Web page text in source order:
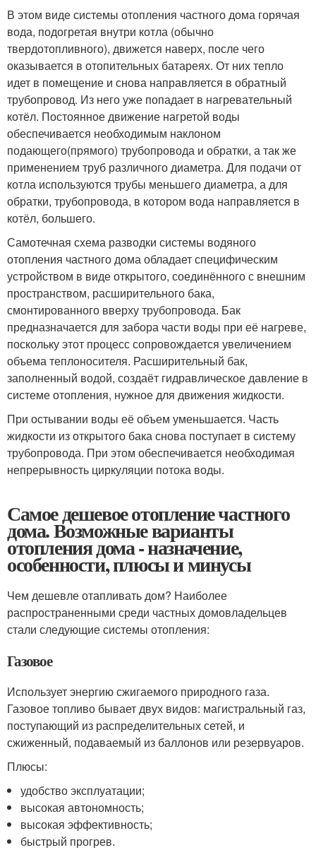
В этом виде системы отопления частного дома горячая
вода, подогретая внутри котла (обычно
твердотопливного), движется наверх, после чего
оказывается в отопительных батареях. От них тепло
идет в помещение и снова направляется в обратный
трубопровод. Из него уже попадает в нагревательный
котёл. Постоянное движение нагретой воды
обеспечивается необходимым наклоном
подающего(прямого) трубопровода и обратки, а так же
применением труб различного диаметра. Для подачи от
котла используются трубы меньшего диаметра, а для
обратки, трубопровода, в котором вода направляется в
котёл, большего.
Самотечная схема разводки системы водяного
отопления частного дома обладает специфическим
устройством в виде открытого, соединённого с внешним
пространством, расширительного бака,
смонтированного вверху трубопровода. Бак
предназначается для забора части воды при её нагреве,
поскольку этот процесс сопровождается увеличением
объема теплоносителя. Расширительный бак,
заполненный водой, создаёт гидравлическое давление в
системе отопления, нужное для движения жидкости.
При остывании воды её объем уменьшается. Часть
жидкости из открытого бака снова поступает в систему
трубопровода. При этом обеспечивается необходимая
непрерывность циркуляции потока воды.
Самое дешевое отопление частного
дома. Возможные варианты
отопления дома - назначение,
особенности, плюсы и минусы
Чем дешевле отапливать дом? Наиболее
распространенными среди частных домовладельцев
стали следующие системы отопления:
Газовое
Использует энергию сжигаемого природного газа.
Газовое топливо бывает двух видов: магистральный газ,
поступающий из распределительных сетей, и
сжиженный, подаваемый из баллонов или резервуаров.
Плюсы:
удобство эксплуатации;
высокая автономность;
высокая эффективность;
быстрый прогрев.